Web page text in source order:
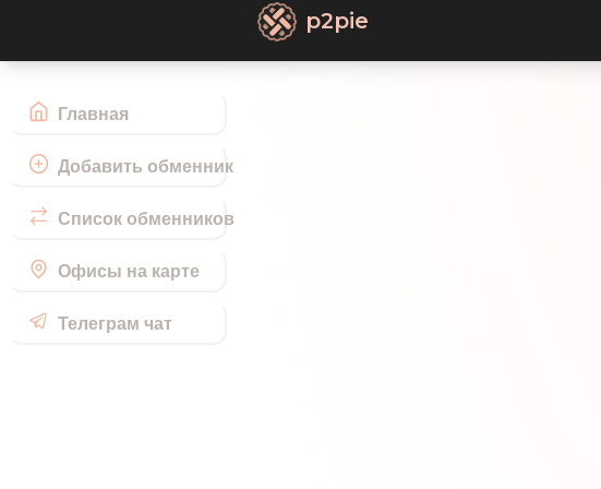
Главная
Добавить обменник
Список обменников
Офисы на карте
Телеграм чат
p2pie